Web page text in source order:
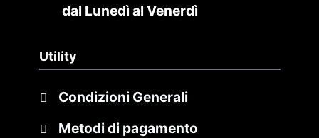
dal Lunedì al Venerdì
Utility
Condizioni Generali
Metodi di pagamento